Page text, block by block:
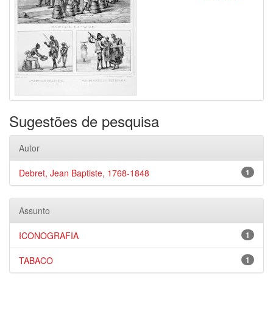
Sugestões de pesquisa
Autor
1
Debret, Jean Baptiste, 1768-1848
Assunto
1
ICONOGRAFIA
1
TABACO